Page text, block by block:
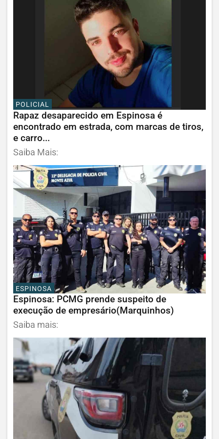
POLICIAL
Rapaz desaparecido em Espinosa é
encontrado em estrada, com marcas de tiros,
e carro...
Saiba Mais:
ESPINOSA
Espinosa: PCMG prende suspeito de
execução de empresário(Marquinhos)
Saiba mais: